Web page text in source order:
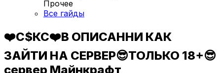
Прочее
Все гайды
❤️С$КС❤️В ОПИСАННИ КАК
ЗАЙТИ НА СЕРВЕР😎ТОЛЬКО 18+😎
сервер Майнкрафт